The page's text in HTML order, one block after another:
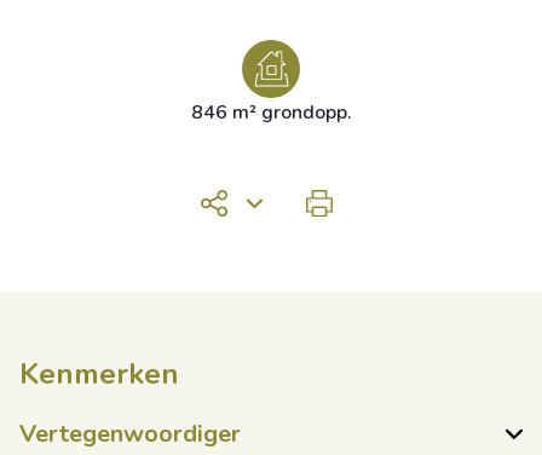
846 m² grondopp.
Kenmerken
Vertegenwoordiger